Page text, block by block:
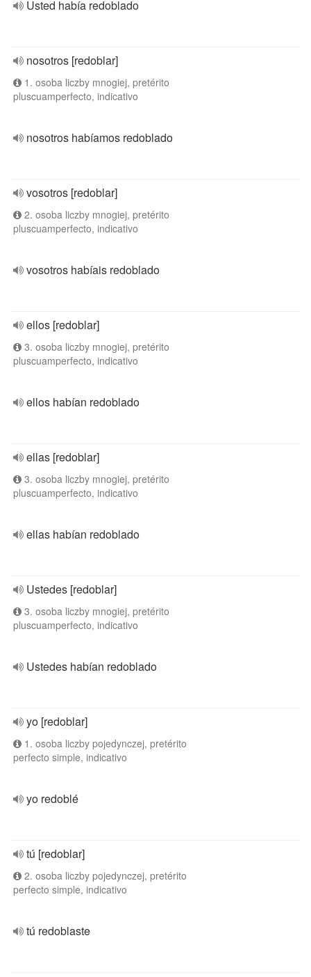
Usted había redoblado
nosotros [redoblar]
1. osoba liczby mnogiej, pretérito
pluscuamperfecto, indicativo
nosotros habíamos redoblado
vosotros [redoblar]
2. osoba liczby mnogiej, pretérito
pluscuamperfecto, indicativo
vosotros habíais redoblado
ellos [redoblar]
3. osoba liczby mnogiej, pretérito
pluscuamperfecto, indicativo
ellos habían redoblado
ellas [redoblar]
3. osoba liczby mnogiej, pretérito
pluscuamperfecto, indicativo
ellas habían redoblado
Ustedes [redoblar]
3. osoba liczby mnogiej, pretérito
pluscuamperfecto, indicativo
Ustedes habían redoblado
yo [redoblar]
1. osoba liczby pojedynczej, pretérito
perfecto simple, indicativo
yo redoblé
tú [redoblar]
2. osoba liczby pojedynczej, pretérito
perfecto simple, indicativo
tú redoblaste